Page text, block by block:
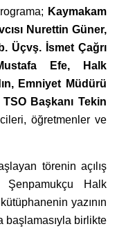
Kaymakam
Nurettin Güner,
Üçvş. İsmet Çağrı
Efe, Halk
Emniyet Müdürü
Başkanı Tekin
öğretmenler ve
törenin açılış
Şenpamukçu Halk
yazının
başlamasıyla birlikte